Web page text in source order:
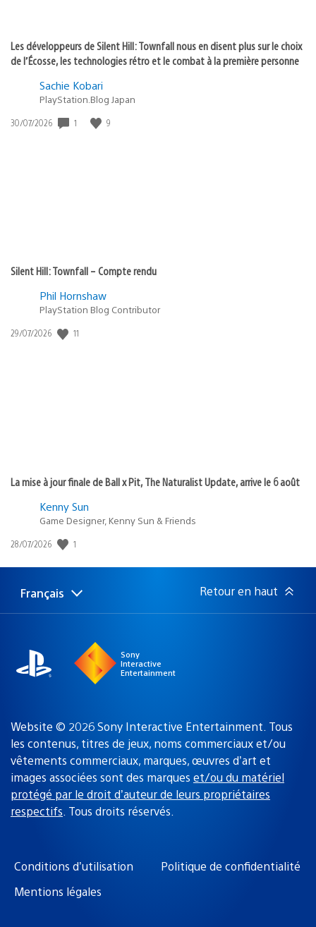
Les développeurs de Silent Hill: Townfall nous en disent plus sur le choix
de l’Écosse, les technologies rétro et le combat à la première personne
Sachie Kobari
PlayStation.Blog Japan
Date
30/07/2026 1 9
Silent Hill: Townfall – Compte rendu
Phil Hornshaw
PlayStation Blog Contributor
Date
29/07/2026 11
La mise à jour finale de Ball x Pit, The Naturalist Update, arrive le 6 août
Kenny Sun
Game Designer, Kenny Sun & Friends
Date
publication
28/07/2026 1
Choisir
Région
Français Retour en haut
Sony
Interactive
Entertainment
Website © 2026 Sony Interactive Entertainment. Tous
les contenus, titres de jeux, noms commerciaux et/ou
vêtements commerciaux, marques, œuvres d’art et
images associées sont des marques et/ou du matériel
protégé par le droit d’auteur de leurs propriétaires
respectifs. Tous droits réservés.
Conditions d’utilisation
Politique de confidentialité
Mentions légales